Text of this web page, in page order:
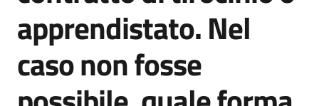
Comunicazione
apprendistato. Nel
caso non fosse